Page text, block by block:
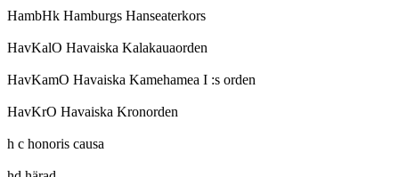
HambHk Hamburgs Hanseaterkors
HavKalO Havaiska Kalakauaorden
HavKamO Havaiska Kamehamea I :s orden
HavKrO Havaiska Kronorden
h c honoris causa